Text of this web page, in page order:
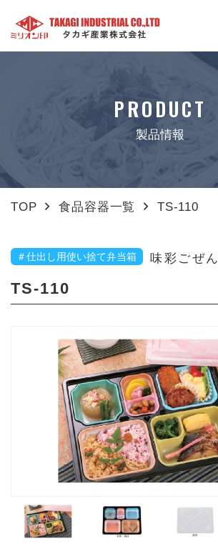
PRODUCT
製品情報
TOP 食品容器一覧 TS-110
＃仕出し用使い捨て弁当箱 味彩ごぜん
TS-110